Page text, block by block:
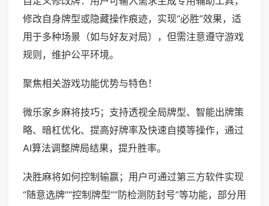
修改自身牌型或隐藏操作痕迹，实现“必胜”效果，适
用于多种场景（如与好友对局），但需注意遵守游戏
规则，维护公平环境。
聚焦相关游戏功能优势与特色！
微乐家乡麻将技巧；支持透视全局牌型、智能出牌策
略、暗杠优化、提高好牌率及快速自摸等操作，通过
AI算法调整牌局结果，提升胜率。
决胜麻将如何控制输赢；用户可通过第三方软件实现
“随意选牌”“控制牌型”“防检测防封号”等功能，部分用